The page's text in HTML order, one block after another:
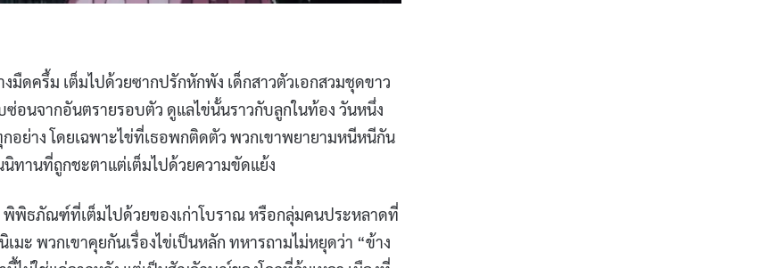
มืดครึ้ม เต็มไปด้วยซากปรักหักพัง เด็กสาวตัวเอกสวมชุดขาว
อนจากอันตรายรอบตัว ดูแลไข่นั้นราวกับลูกในท้อง วันหนึ่ง
อย่าง โดยเฉพาะไข่ที่เธอพกติดตัว พวกเขาพยายามหนีหนีกัน
ทานที่ถูกชะตาแต่เต็มไปด้วยความขัดแย้ง
พิพิธภัณฑ์ที่เต็มไปด้วยของเก่าโบราณ หรือกลุ่มคนประหลาดที่
ะ พวกเขาคุยกันเรื่องไข่เป็นหลัก ทหารถามไม่หยุดว่า “ข้าง